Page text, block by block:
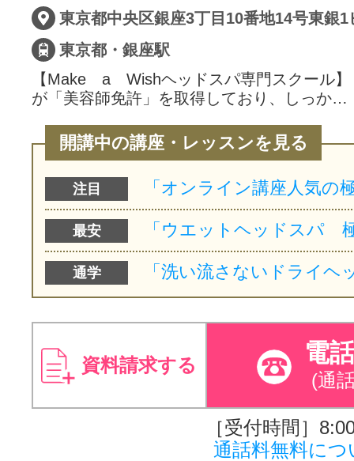
東京都中央区銀座3丁目10番地14号東銀1
東京都・銀座駅
【Make a Wishヘッドスパ専門スクール
が「美容師免許」を取得しており、しっか…
開講中の講座・レッスンを見る
注目
最安
通学
資料請求する 電
(通
［受付時間］
通話料無料につ